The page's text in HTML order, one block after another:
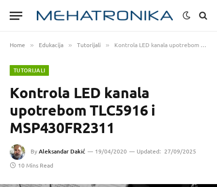
Home » Edukacija » Tutorijali » Kontrola LED kanala upotrebom TLC5916 i MSP430FR2311
TUTORIJALI
Kontrola LED kanala
upotrebom TLC5916 i
MSP430FR2311
ByAleksandar Dakić 19/04/2020 Updated: 27/09/2025
10 Mins Read